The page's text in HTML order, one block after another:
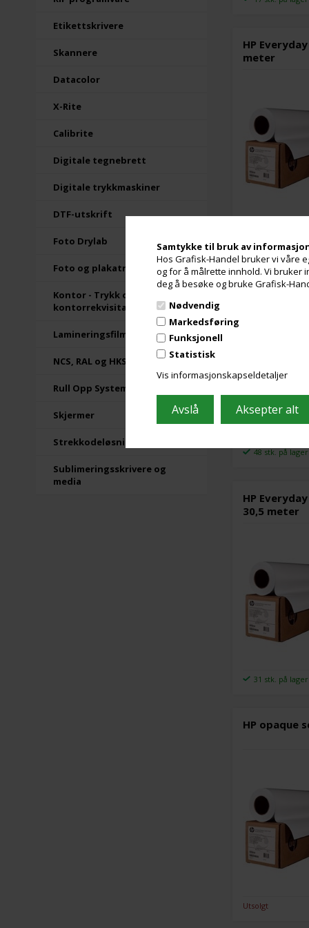
Samtykke til bruk av
Hos Grafisk-Handel bruker vi våre
og for å målrette innhold. Vi
deg å besøke og bruke Grafisk-
Nødvendig
Markedsføring
Funksjonell
Statistisk
Vis informasjonskapseldetaljer
Etikettskrivere
Skannere
Datacolor
X-Rite
Calibrite
Digitale tegnebrett
Digitale trykkmaskiner
DTF-utskrift
Foto Drylab
Foto og plakatrammer
Kontor - Trykk og
kontorrekvisita
Lamineringsfilm
NCS, RAL og HKS fargekort
Rull Opp Systemer
Skjermer
Strekkodeløsninger
Sublimeringsskrivere og
media
HP
meter
HP
meter
48 stk. på lager
HP
30,5 meter
31 stk. på lager
HP opaque
Utsolgt